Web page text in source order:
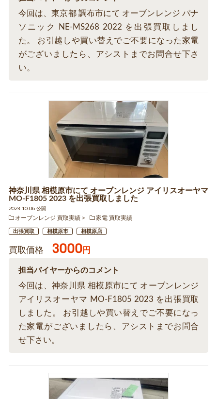
今回は、東京都 調布市にて オーブンレンジ パナ
ソニック NE-MS268 2022 を出張買取しまし
た。 お引越しや買い替えでご不要になった家電
がございましたら、アシストまでお問合せ下さ
い。
神奈川県 相模原市にて オーブンレンジ アイリスオーヤマ
MO-F1805 2023 を出張買取しました
2023.10.06 公開
オーブンレンジ 買取実績
家電 買取実績
出張買取 相模原市 相模原店
買取価格 3000円
担当バイヤーからのコメント
今回は、神奈川県 相模原市にて オーブンレンジ
アイリスオーヤマ MO-F1805 2023 を出張買取
しました。 お引越しや買い替えでご不要になっ
た家電がございましたら、アシストまでお問合
せ下さい。